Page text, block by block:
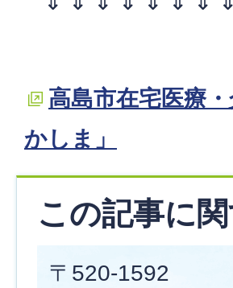
高島市在宅医療
かしま」
この記事に
〒520-1592